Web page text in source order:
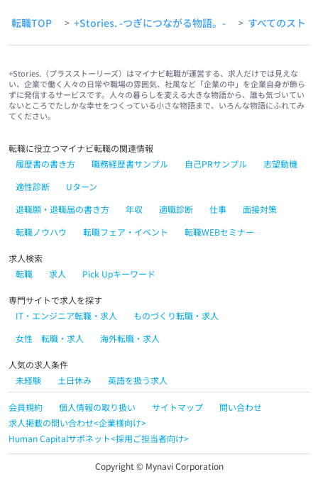
転職TOP > +Stories. -つぎにつながる物語。- > すべてのスト
+Stories.（プラスストーリーズ）はマイナビ転職が運営する、求人だけでは見えな
い、企業で働く人々の日常や職場の雰囲気、社風など「企業の中」を企業自身が飾ら
ずに発信するサービスです。人々の暮らしを変える大きな物語から、誰も気づいてい
ないところでたしかな幸せをつくっている小さな物語まで、いろんな物語にふれてみ
てください。
転職に役立つマイナビ転職の関連情報
履歴書の書き方
職務経歴書サンプル 自己PRサンプル
志望動機
適性診断
Uターン
退職願・退職届の書き方
年収 適職診断 仕事
面接対策
転職ノウハウ
転職フェア・イベント 転職WEBセミナー
求人検索
転職
求人 Pick Upキーワード
専門サイトで求人を探す
IT・エンジニア転職・求人
ものづくり転職・求人
女性 転職・求人
海外転職・求人
人気の求人条件
未経験
土日休み 英語を扱う求人
会員規約 個人情報の取り扱い サイトマップ
問い合わせ
求人掲載の問い合わせ<企業様向け>
Human Capitalサポネット<採用ご担当者向け>
Copyright © Mynavi Corporation